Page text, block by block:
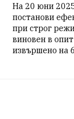
На 20 юни
постанови
при строг
виновен в
извършено на